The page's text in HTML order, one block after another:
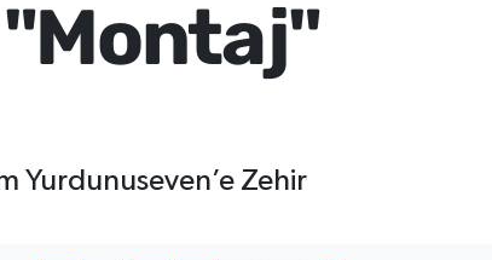
13.773
-19
Yurdunuseven’e Zehir